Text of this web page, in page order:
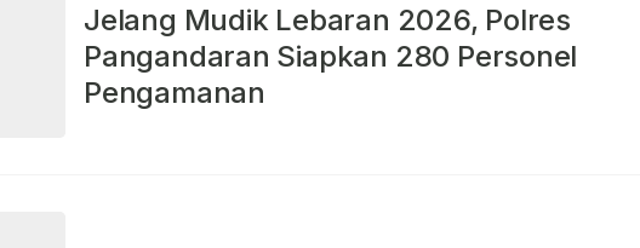
Jelang Mudik Lebaran 2026, Polres
Pangandaran Siapkan 280 Personel
Pengamanan